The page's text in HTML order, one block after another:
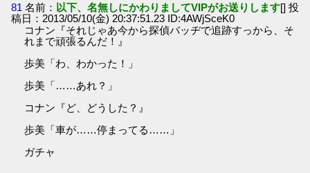
81 名前： 以下、名無しにかわりましてVIPがお送りします[] 投
稿日：2013/05/10(金) 20:37:51.23 ID:4AWjSceK0
コナン『それじゃあ今から探偵バッヂで追跡すっから、そ
れまで頑張るんだ！』
歩美「わ、わかった！」
歩美「……あれ？」
コナン『ど、どうした？』
歩美「車が……停まってる……」
ガチャ